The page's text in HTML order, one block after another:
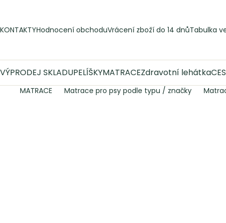
KONTAKTYHodnocení obchoduVrácení zboží do 14 dnůTabulka
VÝPRODEJ SKLADUPELÍŠKYMATRACEZdravotní lehátka
MATRACE Matrace pro psy podle typu / značky